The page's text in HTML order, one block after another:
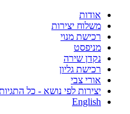
אודות
משלוח יצירות
רכישת מנוי
מניפסט
נקדן שירה
רכישת גליון
אורי צבי
יצירות לפי נושא - כל
English